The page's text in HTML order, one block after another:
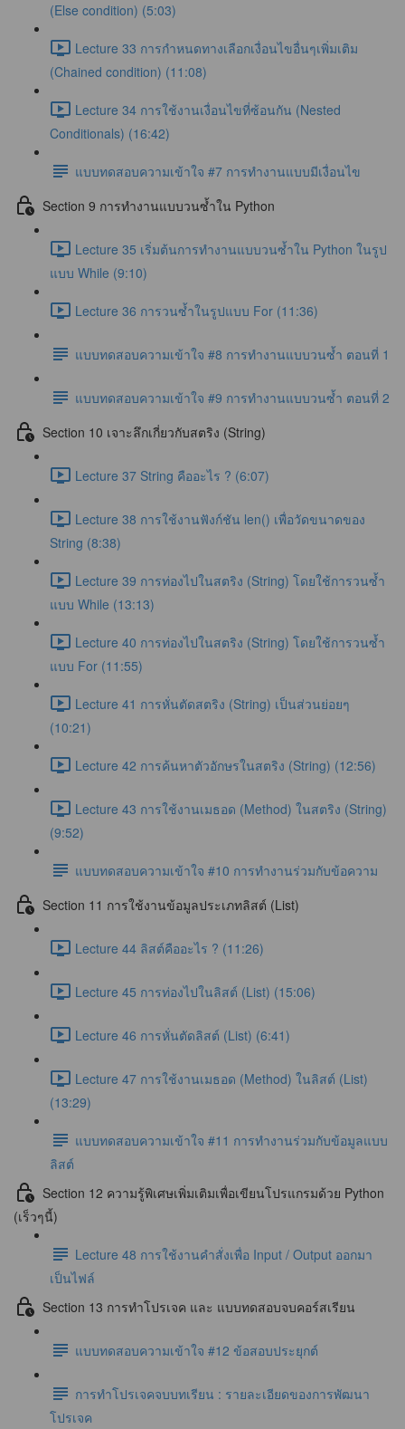
(Else condition) (5:03)
Lecture 33 การกำหนดทางเลือกเงื่อนไขอื่นๆเพิ่มเติม
(Chained condition) (11:08)
Lecture 34 การใช้งานเงื่อนไขที่ซ้อนกัน (Nested
Conditionals) (16:42)
แบบทดสอบความเข้าใจ #7 การทำงานแบบมีเงื่อนไข
Section 9 การทำงานแบบวนซ้ำใน Python
Lecture 35 เริ่มต้นการทำงานแบบวนซ้ำใน Python ในรูป
แบบ While (9:10)
Lecture 36 การวนซ้ำในรูปแบบ For (11:36)
แบบทดสอบความเข้าใจ #8 การทำงานแบบวนซ้ำ ตอนที่ 1
แบบทดสอบความเข้าใจ #9 การทำงานแบบวนซ้ำ ตอนที่ 2
Section 10 เจาะลึกเกี่ยวกับสตริง (String)
Lecture 37 String คืออะไร ? (6:07)
Lecture 38 การใช้งานฟังก์ชัน len() เพื่อวัดขนาดของ
String (8:38)
Lecture 39 การท่องไปในสตริง (String) โดยใช้การวนซ้ำ
แบบ While (13:13)
Lecture 40 การท่องไปในสตริง (String) โดยใช้การวนซ้ำ
แบบ For (11:55)
Lecture 41 การหั่นตัดสตริง (String) เป็นส่วนย่อยๆ
(10:21)
Lecture 42 การค้นหาตัวอักษรในสตริง (String) (12:56)
Lecture 43 การใช้งานเมธอด (Method) ในสตริง (String)
(9:52)
แบบทดสอบความเข้าใจ #10 การทำงานร่วมกับข้อความ
Section 11 การใช้งานข้อมูลประเภทลิสต์ (List)
Lecture 44 ลิสต์คืออะไร ? (11:26)
Lecture 45 การท่องไปในลิสต์ (List) (15:06)
Lecture 46 การหั่นตัดลิสต์ (List) (6:41)
Lecture 47 การใช้งานเมธอด (Method) ในลิสต์ (List)
(13:29)
แบบทดสอบความเข้าใจ #11 การทำงานร่วมกับข้อมูลแบบ
ลิสต์
Section 12 ความรู้พิเศษเพิ่มเติมเพื่อเขียนโปรแกรมด้วย Python
(เร็วๆนี้)
Lecture 48 การใช้งานคำสั่งเพื่อ Input / Output ออกมา
เป็นไฟล์
Section 13 การทำโปรเจค และ แบบทดสอบจบคอร์สเรียน
แบบทดสอบความเข้าใจ #12 ข้อสอบประยุกต์
การทำโปรเจคจบบทเรียน : รายละเอียดของการพัฒนา
โปรเจค